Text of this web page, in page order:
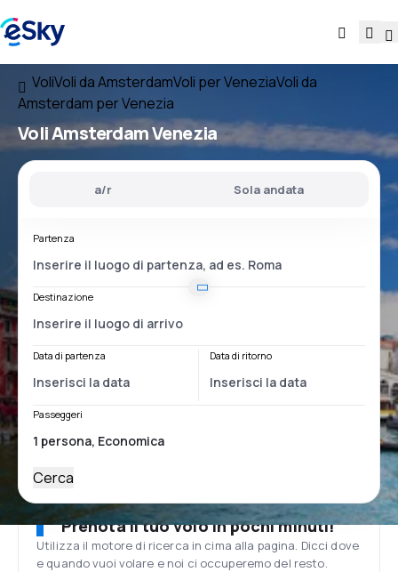
VoliVoli da AmsterdamVoli per VeneziaVoli da
Amsterdam per Venezia
VoliAmsterdam Venezia
a/r Sola andata
Partenza
Destinazione
Data di partenza Data di ritorno
Passeggeri
Cerca
Prenota il tuo volo in pochi minuti!
Utilizza il motore di ricerca in cima alla pagina. Dicci dove
e quando vuoi volare e noi ci occuperemo del resto.